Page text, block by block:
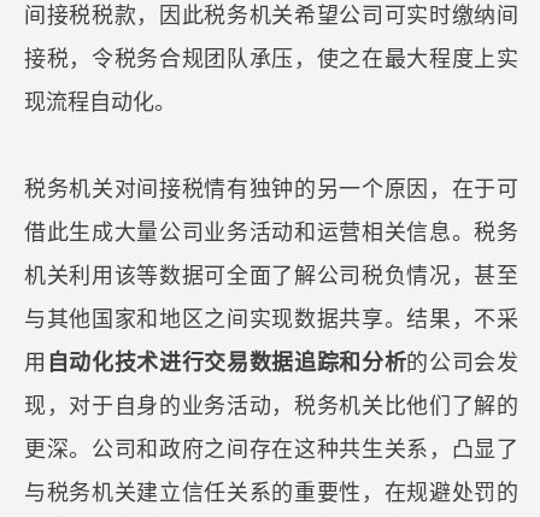
间接税税款，因此税务机关希望公司可实时缴纳间
接税，令税务合规团队承压，使之在最大程度上实
现流程自动化。
税务机关对间接税情有独钟的另一个原因，在于可
借此生成大量公司业务活动和运营相关信息。税务
机关利用该等数据可全面了解公司税负情况，甚至
与其他国家和地区之间实现数据共享。结果，不采
用 自动化技术进行交易数据追踪和分析的公司会发
现，对于自身的业务活动，税务机关比他们了解的
更深。公司和政府之间存在这种共生关系，凸显了
与税务机关建立信任关系的重要性，在规避处罚的